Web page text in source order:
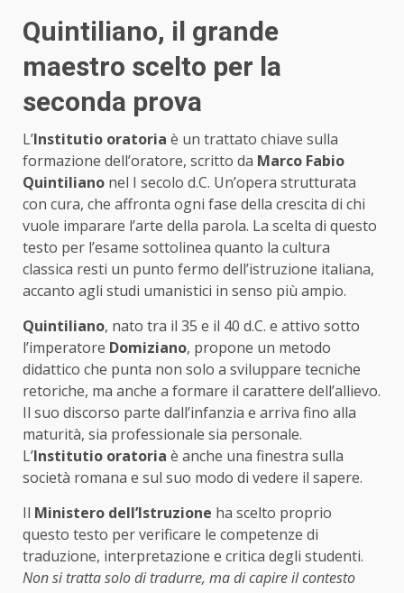
Quintiliano, il grande
maestro scelto per la
seconda prova
L’Institutio oratoria è un trattato chiave sulla
formazione dell’oratore, scritto da Marco Fabio
Quintiliano nel I secolo d.C. Un’opera strutturata
con cura, che affronta ogni fase della crescita di chi
vuole imparare l’arte della parola. La scelta di questo
testo per l’esame sottolinea quanto la cultura
classica resti un punto fermo dell’istruzione italiana,
accanto agli studi umanistici in senso più ampio.
Quintiliano, nato tra il 35 e il 40 d.C. e attivo sotto
l’imperatore Domiziano, propone un metodo
didattico che punta non solo a sviluppare tecniche
retoriche, ma anche a formare il carattere dell’allievo.
Il suo discorso parte dall’infanzia e arriva fino alla
maturità, sia professionale sia personale.
L’Institutio oratoria è anche una finestra sulla
società romana e sul suo modo di vedere il sapere.
Il Ministero dell’Istruzione ha scelto proprio
questo testo per verificare le competenze di
traduzione, interpretazione e critica degli studenti.
Non si tratta solo di tradurre, ma di capire il contesto